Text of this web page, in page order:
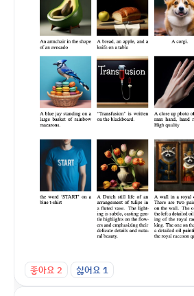
좋아요2 싫어요1